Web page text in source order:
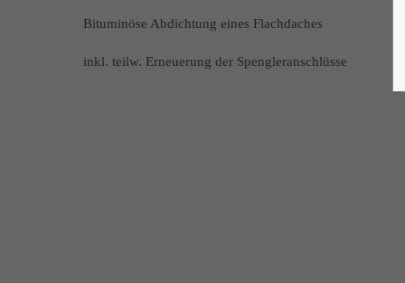
Bituminöse Abdichtung eines Flachdaches
inkl. teilw. Erneuerung der Spengleranschlüsse